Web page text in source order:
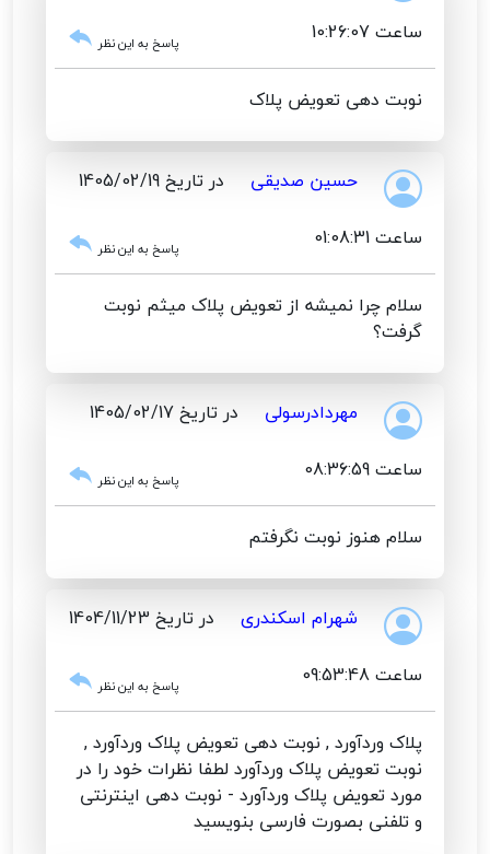
ساعت 10:26:07
پاسخ به این نظر
نوبت دهی تعویض پلاک
حسین صدیقی
در تاریخ 1405/02/19
ساعت 01:08:31
پاسخ به این نظر
سلام چرا نمیشه از تعویض پلاک میثم نوبت
گرفت؟
مهردادرسولی
در تاریخ 1405/02/17
ساعت 08:36:59
پاسخ به این نظر
سلام هنوز نوبت نگرفتم
شهرام اسکندری
در تاریخ 1404/11/23
ساعت 09:53:48
پاسخ به این نظر
پلاک وردآورد , نوبت دهی تعویض پلاک وردآورد ,
نوبت تعویض پلاک وردآورد لطفا نظرات خود را در
مورد تعویض پلاک وردآورد - نوبت دهی اینترنتی
و تلفنی بصورت فارسی بنویسید